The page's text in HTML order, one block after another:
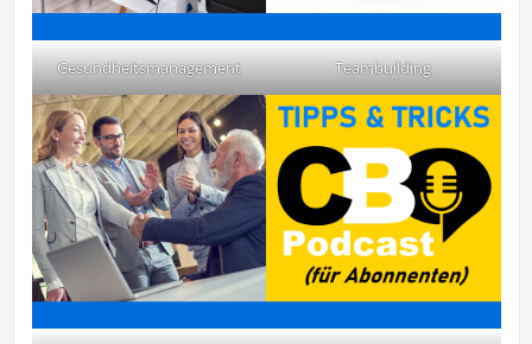
Gesundheitsmanagement Teambuilding